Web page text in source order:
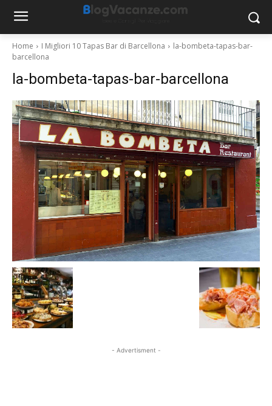
Home I Migliori 10 Tapas Bar di Barcellona
la-bombeta-tapas-bar-
barcellona
la-bombeta-tapas-bar-barcellona
- Advertisment -